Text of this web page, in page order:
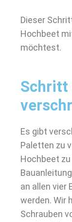
Dieser
Hochbeet
möchtest.
Schritt
Es gibt
Paletten zu
Hochbeet
an allen vier
werden. Wir
Schrauben